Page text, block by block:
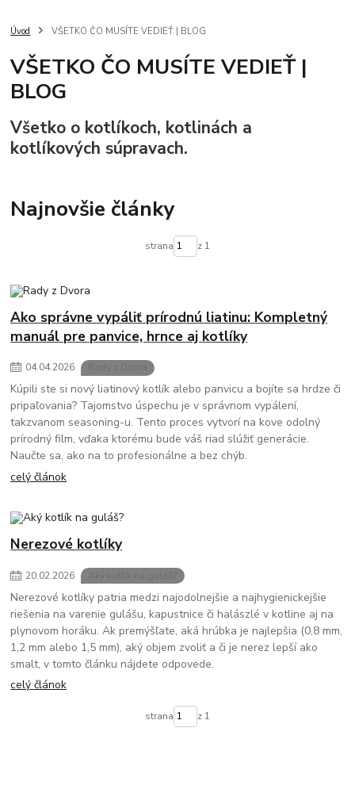
RADY
Úvod VŠETKO ČO MUSÍTE VEDIEŤ | BLOG
VŠETKO ČO MUSÍTE VEDIEŤ |
BLOG
Všetko o kotlíkoch, kotlinách a
kotlíkových súpravach.
Najnovšie články
strana z 1
Ako správne vypáliť prírodnú liatinu: Kompletný
manuál pre panvice, hrnce aj kotlíky
04.04.2026
Kúpili ste si nový liatinový kotlík alebo panvicu a bojíte sa hrdze či
pripaľovania? Tajomstvo úspechu je v správnom vypálení,
takzvanom seasoning-u. Tento proces vytvorí na kove odolný
prírodný film, vďaka ktorému bude váš riad slúžiť generácie.
Naučte sa, ako na to profesionálne a bez chýb.
celý článok
Nerezové kotlíky
20.02.2026
Nerezové kotlíky patria medzi najodolnejšie a najhygienickejšie
riešenia na varenie gulášu, kapustnice či halászlé v kotline aj na
plynovom horáku. Ak premýšľate, aká hrúbka je najlepšia (0,8 mm,
1,2 mm alebo 1,5 mm), aký objem zvoliť a či je nerez lepší ako
smalt, v tomto článku nájdete odpovede.
celý článok
strana z 1